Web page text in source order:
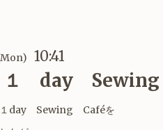
10:41
day Sewing
１day Sewing Caféを